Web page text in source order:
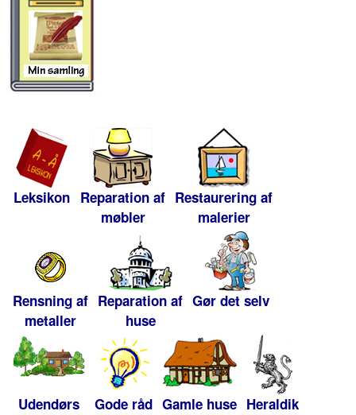
Leksikon Reparation af
møbler
Restaurering af
malerier
Rensning af
metaller
Reparation af
huse
Gør det selv
Udendørs Gode råd Gamle huse Heraldik